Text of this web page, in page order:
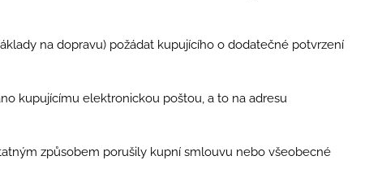
na dopravu) požádat kupujícího o dodatečné potvrzení
kupujícímu elektronickou poštou, a to na adresu
způsobem porušily kupní smlouvu nebo všeobecné